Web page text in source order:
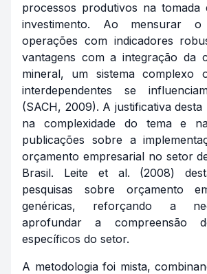
processos produtivos na tomada
investimento. Ao mensurar
operações com indicadores
vantagens com a integração da
mineral, um sistema complexo
interdependentes se
(SACH, 2009). A justificativa desta
na complexidade do tema e
publicações sobre a
orçamento empresarial no setor
Brasil. Leite et al. (2008)
pesquisas sobre orçamento
genéricas, reforçando a
aprofundar a compreensão
específicos do setor.
A metodologia foi mista,